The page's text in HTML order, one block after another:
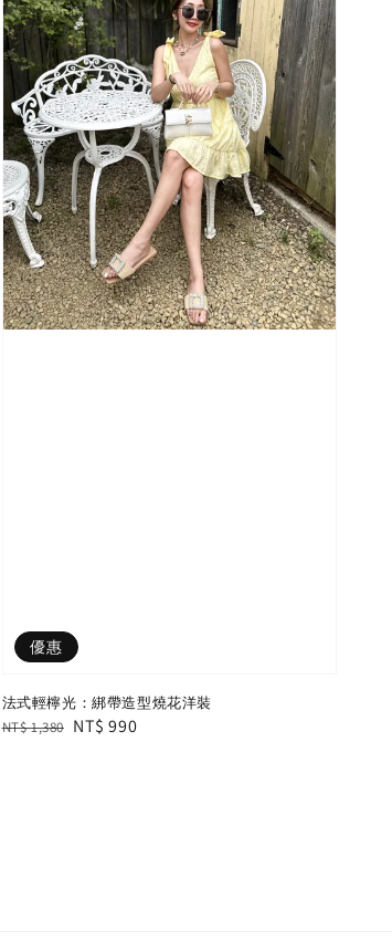
優惠
法式輕檸光：綁帶造型燒花洋裝
Regular
NT$ 1,380 Sale
NT$ 990